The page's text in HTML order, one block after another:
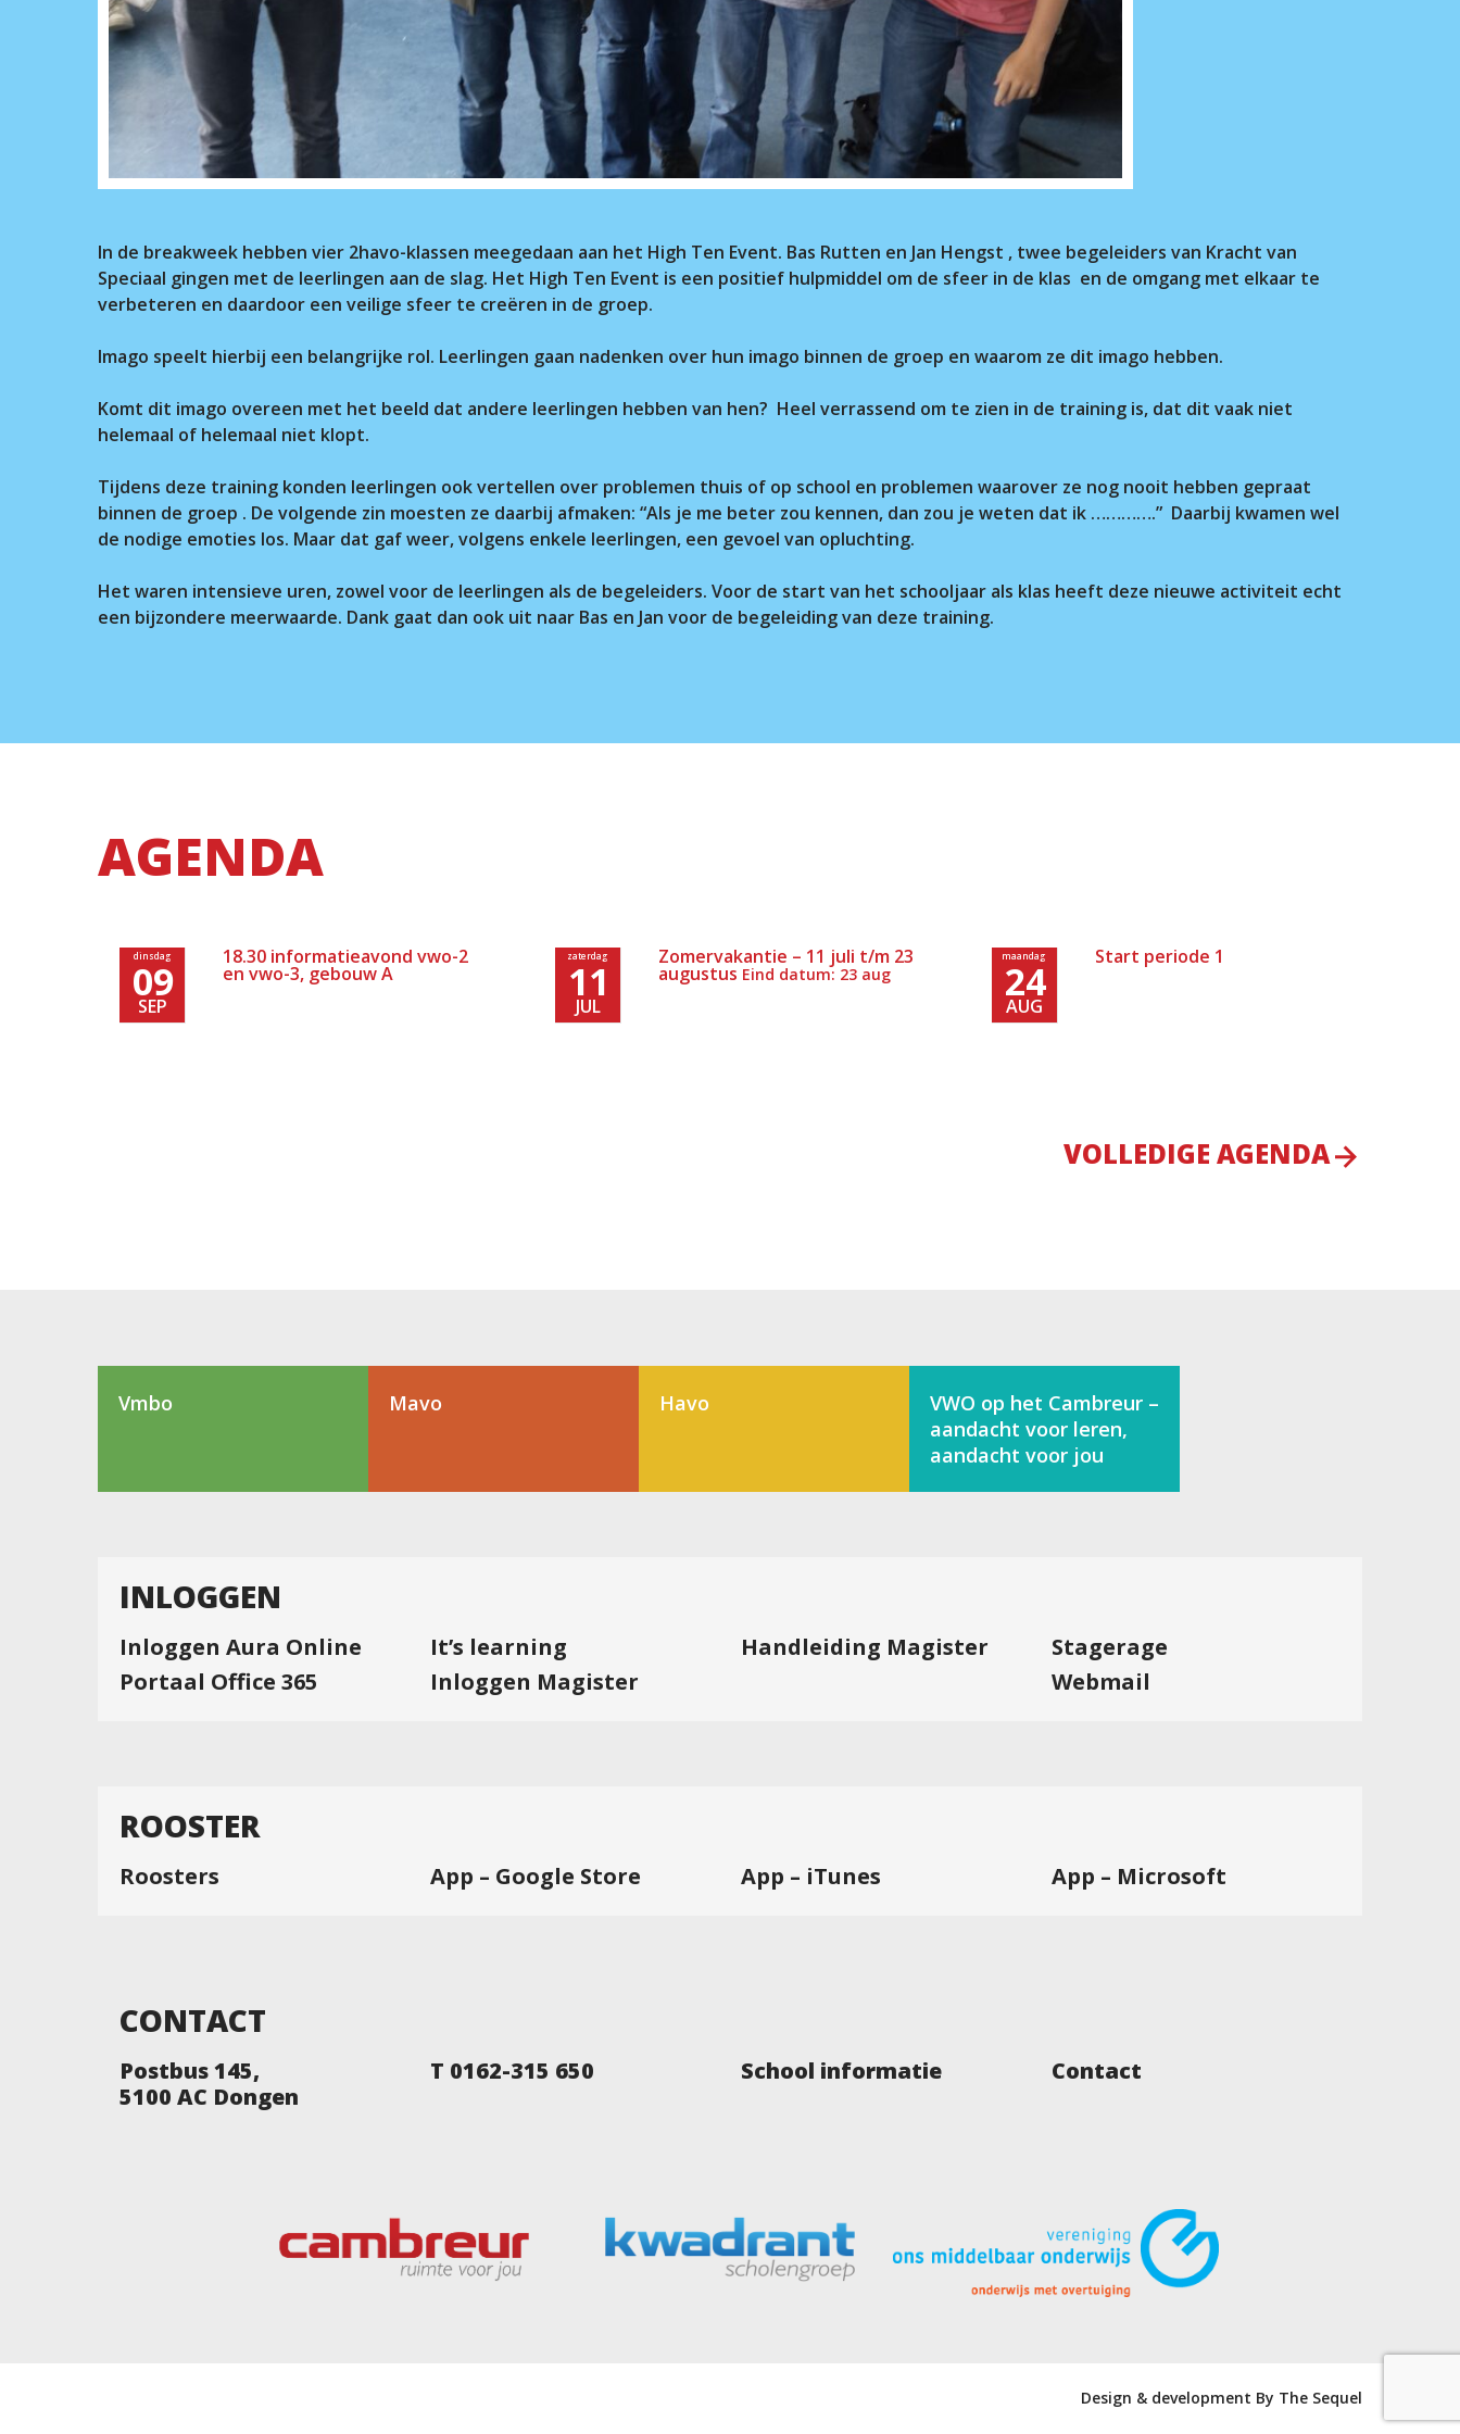
In de breakweek hebben vier 2havo-klassen meegedaan aan het High Ten Event. Bas Rutten en Jan Hengst , twee begeleiders van Kracht van
Speciaal gingen met de leerlingen aan de slag. Het High Ten Event is een positief hulpmiddel om de sfeer in de klas en de omgang met elkaar te
verbeteren en daardoor een veilige sfeer te creëren in de groep.
Imago speelt hierbij een belangrijke rol. Leerlingen gaan nadenken over hun imago binnen de groep en waarom ze dit imago hebben.
Komt dit imago overeen met het beeld dat andere leerlingen hebben van hen? Heel verrassend om te zien in de training is, dat dit vaak niet
helemaal of helemaal niet klopt.
Tijdens deze training konden leerlingen ook vertellen over problemen thuis of op school en problemen waarover ze nog nooit hebben gepraat
binnen de groep . De volgende zin moesten ze daarbij afmaken: “Als je me beter zou kennen, dan zou je weten dat ik ………….” Daarbij kwamen wel
de nodige emoties los. Maar dat gaf weer, volgens enkele leerlingen, een gevoel van opluchting.
Het waren intensieve uren, zowel voor de leerlingen als de begeleiders. Voor de start van het schooljaar als klas heeft deze nieuwe activiteit echt
een bijzondere meerwaarde. Dank gaat dan ook uit naar Bas en Jan voor de begeleiding van deze training.
AGENDA
dinsdag
09
SEP
18.30 informatieavond vwo-2
en vwo-3, gebouw A
zaterdag
11
JUL
Zomervakantie – 11 juli t/m 23
augustus Eind datum: 23 aug
maandag
24
AUG
Start periode 1
VOLLEDIGE AGENDA
Vmbo Mavo Havo
VWO op het Cambreur –
aandacht voor leren,
aandacht voor jou
INLOGGEN
Inloggen Aura Online
It’s learning
Inloggen Magister
Handleiding Magister
Stagerage
Webmail
Portaal Office 365
ROOSTER
Roosters App – Google Store App – iTunes App – Microsoft
CONTACT
Postbus 145,
5100 AC Dongen
T 0162-315 650 School informatie Contact
Design & development By The Sequel